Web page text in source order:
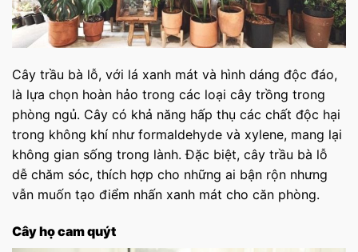
Cây trầu bà lỗ, với lá xanh mát và hình dáng độc đáo,
là lựa chọn hoàn hảo trong các loại cây trồng trong
phòng ngủ. Cây có khả năng hấp thụ các chất độc hại
trong không khí như formaldehyde và xylene, mang lại
không gian sống trong lành. Đặc biệt, cây trầu bà lỗ
dễ chăm sóc, thích hợp cho những ai bận rộn nhưng
vẫn muốn tạo điểm nhấn xanh mát cho căn phòng.
Cây họ cam quýt